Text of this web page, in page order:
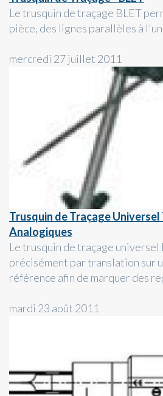
Le trusquin de traçage BLET
pièce, des lignes parallèles à
mercredi 27 juillet 2011
Trusquin de Traçage Universel
Analogiques
Le trusquin de traçage
précisément par translation sur
référence afin de marquer des
mardi 23 août 2011